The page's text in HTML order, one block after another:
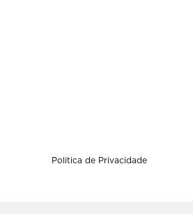
Politica de Privacidade